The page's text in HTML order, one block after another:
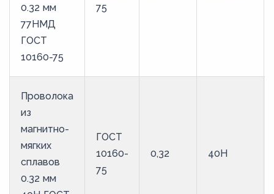
0.32 мм
77НМД
ГОСТ
10160-75
75
Проволока
из
магнитно-
мягких
сплавов
0.32 мм
ГОСТ
10160-
75
0,32 40Н